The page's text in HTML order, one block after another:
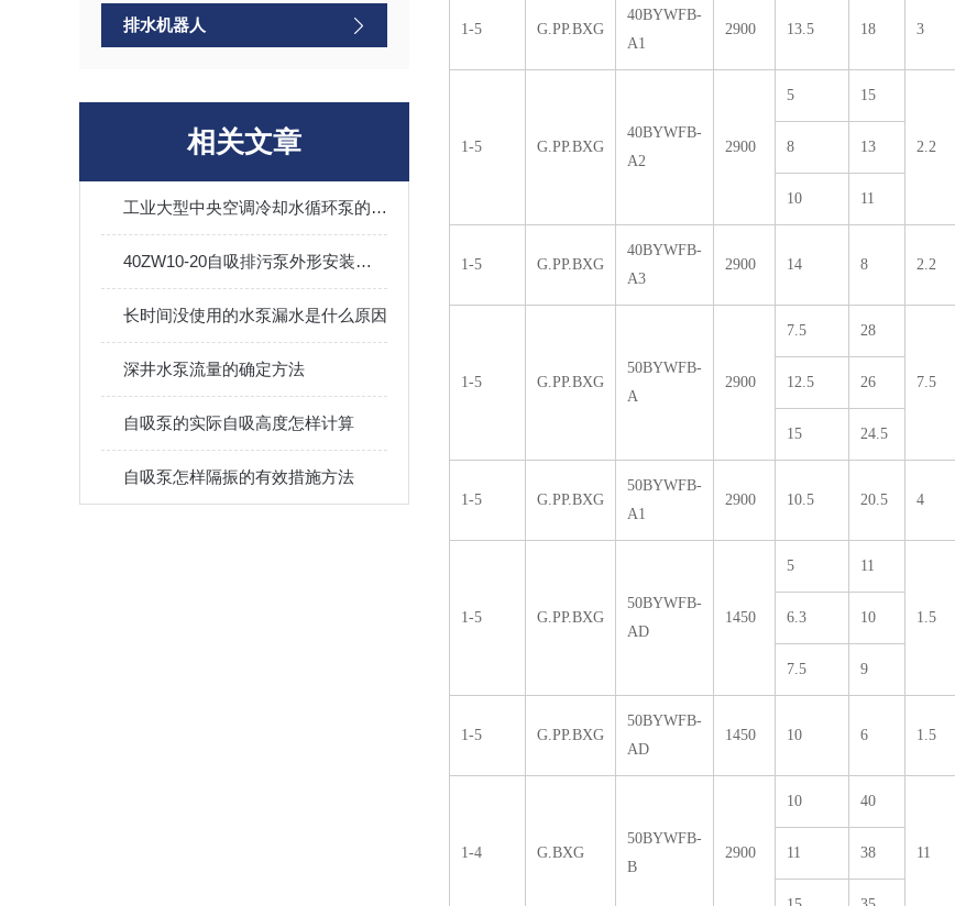
排水机器人
相关文章
工业大型中央空调冷却水循环泵的用途
40ZW10-20自吸排污泵外形安装尺寸图及性能参数曲线图及价格
长时间没使用的水泵漏水是什么原因
深井水泵流量的确定方法
自吸泵的实际自吸高度怎样计算
自吸泵怎样隔振的有效措施方法
1-5 G.PP.BXG
40BYWFB-
A1
2900 13.5 18 3
1-5 G.PP.BXG
40BYWFB-
A2
2900
5 15
2.2
8 13
10 11
1-5 G.PP.BXG
40BYWFB-
A3
2900 14 8 2.2
1-5 G.PP.BXG
50BYWFB-
A
2900
7.5 28
7.5
12.5 26
15 24.5
1-5 G.PP.BXG
50BYWFB-
A1
2900 10.5 20.5 4
1-5 G.PP.BXG
50BYWFB-
AD
1450
5 11
1.5
6.3 10
7.5 9
1-5 G.PP.BXG
50BYWFB-
AD
1450 10 6 1.5
1-4 G.BXG
50BYWFB-
B
2900
10 40
11
11 38